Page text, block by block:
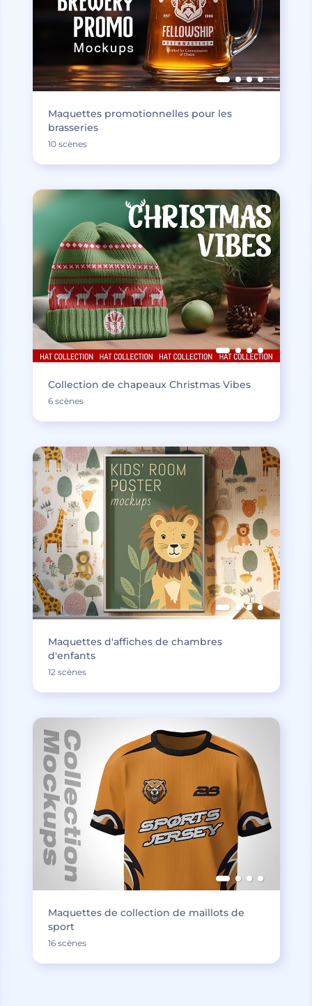
Maquettes promotionnelles pour les
brasseries
10 scènes
Collection de chapeaux Christmas Vibes
6 scènes
Maquettes d'affiches de chambres
d'enfants
12 scènes
Maquettes de collection de maillots de
sport
16 scènes